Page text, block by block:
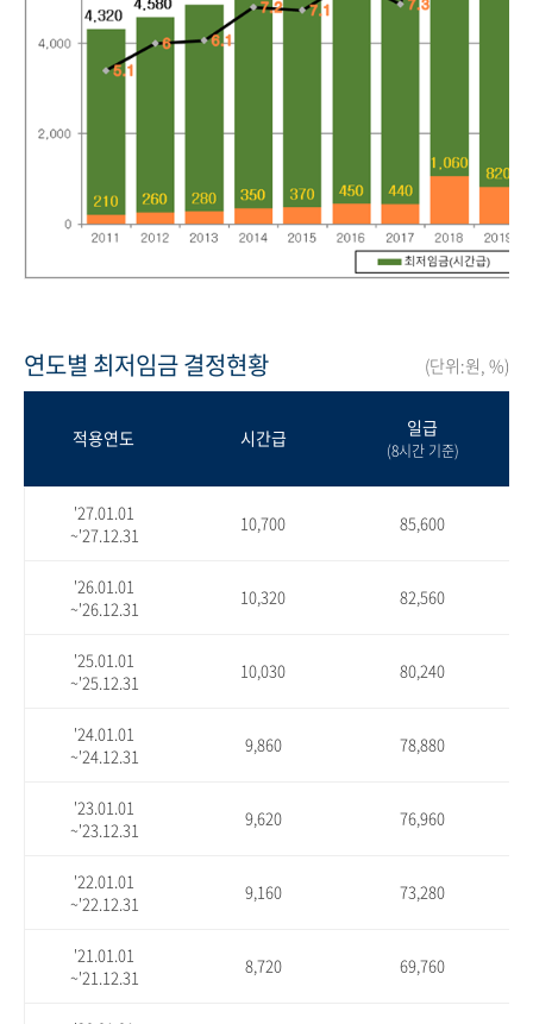
연도별 최저임금 결정현황 (단위:원, %)
적용연도 시간급 일급
(8시간 기준)
'27.01.01
~'27.12.31
10,700 85,600
'26.01.01
~'26.12.31
10,320 82,560
'25.01.01
~'25.12.31
10,030 80,240
'24.01.01
~'24.12.31
9,860 78,880
'23.01.01
~'23.12.31
9,620 76,960
'22.01.01
~'22.12.31
9,160 73,280
'21.01.01
~'21.12.31
8,720 69,760